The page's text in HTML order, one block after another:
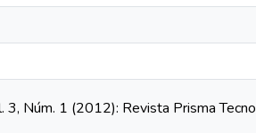
3, Núm. 1 (2012): Revista Prisma